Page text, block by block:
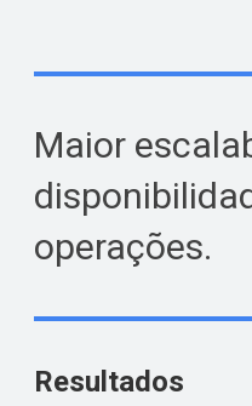
Resultados
Maior
operações.